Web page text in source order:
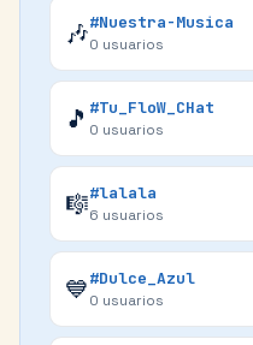
🎶#Nuestra-Musica
0 usuarios
🎵 #Tu_FloW_CHat
0 usuarios
🎼#lalala
6 usuarios
💙#Dulce_Azul
0 usuarios